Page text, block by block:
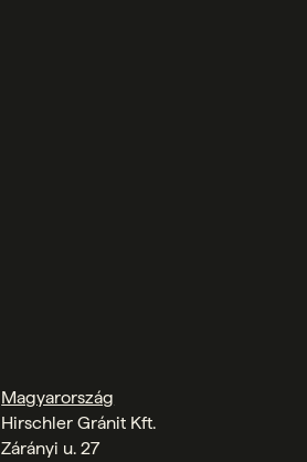
Magyarország
Hirschler Gránit Kft.
Zárányi u. 27